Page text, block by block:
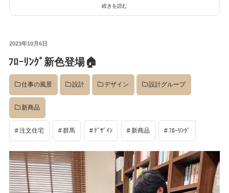
続きを読む
投
日:
2023年10月6日
ﾌﾛｰﾘﾝｸﾞ新色登場🏠
仕事の風景 設計 デザイン 設計グループ
新商品
注文住宅 群馬 ﾃﾞｻﾞｲﾝ 新商品 ﾌﾛｰﾘﾝｸﾞ